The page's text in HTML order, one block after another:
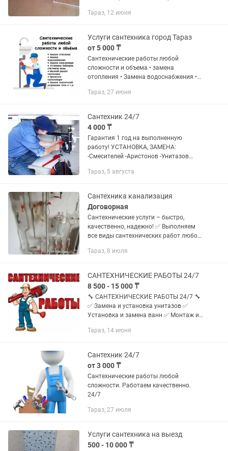
Установка котлов бойлеров
Тараз, 12 июня
Услуги сантехника город Тараз
от 5 000 ₸
Сантехнические работы любой
сложности и объема • замена
отопления • Замена водоснабжения •
бойлеров, счетчиков воды • Мелкий
канализации •...
Тараз, 27 июня
Сантехник 24/7
4 000 ₸
Гарантия 1 год на выполненную
работу! УСТАНОВКА, ЗАМЕНА:
-Смесителей -Аристонов -Унитазов
машин -Фильтров для воды -Счетчиков
Тараз, 5 августа
Сантехника канализация
Договорная
Сантехнические услуги – быстро,
качественно, надежно! ✅ Выполняем
все виды сантехнических работ любой
городу – в течение 30 минут, работаем
Тараз, 8 июля
САНТЕХНИЧЕСКИЕ РАБОТЫ 24/7
8 500 - 15 000 ₸
🔧 САНТЕХНИЧЕСКИЕ РАБОТЫ 24/7 🔧
✅ Замена и установка унитазов ✅
Установка и замена ванн ✅ Монтаж и
сантехники любой сложности ✅
Тараз, 14 июня
Сантехник 24/7
от 3 000 ₸
Сантехнические работы любой
сложности. Работаем качественно.
24/7
Тараз, 27 июля
Услуги сантехника на выезд
500 - 10 000 ₸